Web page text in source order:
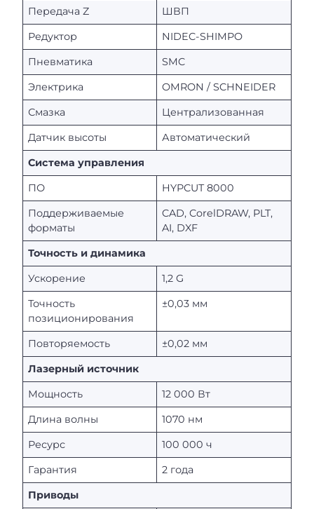
Передача Z
ШВП
Редуктор
NIDEC-SHIMPO
Пневматика
SMC
Электрика
OMRON / SCHNEIDER
Смазка
Централизованная
Датчик высоты
Автоматический
Система управления
ПО
HYPCUT 8000
Поддерживаемые
форматы
CAD, CorelDRAW, PLT,
AI, DXF
Точность и динамика
Ускорение
1,2 G
Точность
позиционирования
±0,03 мм
Повторяемость
±0,02 мм
Лазерный источник
Мощность
12 000 Вт
Длина волны
1070 нм
Ресурс
100 000 ч
Гарантия
2 года
Приводы